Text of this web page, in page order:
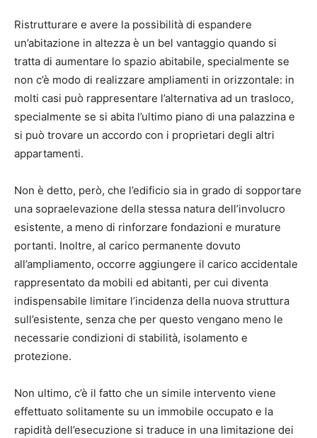
Ristrutturare e avere la possibilità di espandere
un’abitazione in altezza è un bel vantaggio quando si
tratta di aumentare lo spazio abitabile, specialmente se
non c’è modo di realizzare ampliamenti in orizzontale: in
molti casi può rappresentare l’alternativa ad un trasloco,
specialmente se si abita l’ultimo piano di una palazzina e
si può trovare un accordo con i proprietari degli altri
appartamenti.
Non è detto, però, che l’edificio sia in grado di sopportare
una sopraelevazione della stessa natura dell’involucro
esistente, a meno di rinforzare fondazioni e murature
portanti. Inoltre, al carico permanente dovuto
all’ampliamento, occorre aggiungere il carico accidentale
rappresentato da mobili ed abitanti, per cui diventa
indispensabile limitare l’incidenza della nuova struttura
sull’esistente, senza che per questo vengano meno le
necessarie condizioni di stabilità, isolamento e
protezione.
Non ultimo, c’è il fatto che un simile intervento viene
effettuato solitamente su un immobile occupato e la
rapidità dell’esecuzione si traduce in una limitazione dei